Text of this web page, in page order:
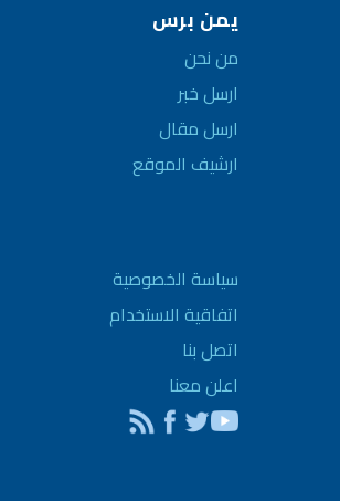
يمن برس
من نحن
ارسل خبر
ارسل مقال
ارشيف الموقع
سياسة الخصوصية
اتفاقية الاستخدام
اتصل بنا
اعلن معنا